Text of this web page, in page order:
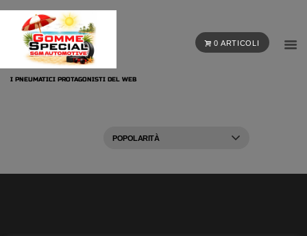
0 ARTICOLI
I PNEUMATICI PROTAGONISTI DEL WEB